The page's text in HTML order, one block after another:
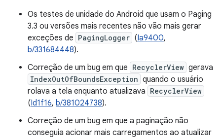
Os testes de unidade do Android que usam o Paging
3.3 ou versões mais recentes não vão mais gerar
exceções de PagingLogger (Ia9400,
b/331684448).
Correção de um bug em que RecyclerView gerava
IndexOutOfBoundsException quando o usuário
rolava a tela enquanto atualizava RecyclerView
(Id1f16, b/381024738).
Correção de um bug em que a paginação não
conseguia acionar mais carregamentos ao atualizar